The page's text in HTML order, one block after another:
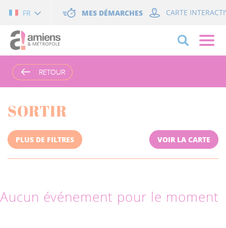
FR MES DÉMARCHES CARTE
RETOUR
RETOUR
SORTIR
PLUS DE FILTRES VOIR LA CARTE
Aucun événement pour le moment